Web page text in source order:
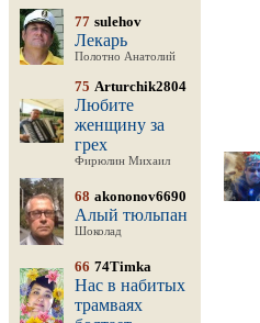
77 sulehov
Лекарь
Полотно Анатолий
75 Arturchik2804
Любите
женщину за
грех
Фирюлин Михаил
68 akononov6690
Алый тюльпан
Шоколад
66 74Timka
Нас в набитых
трамваях